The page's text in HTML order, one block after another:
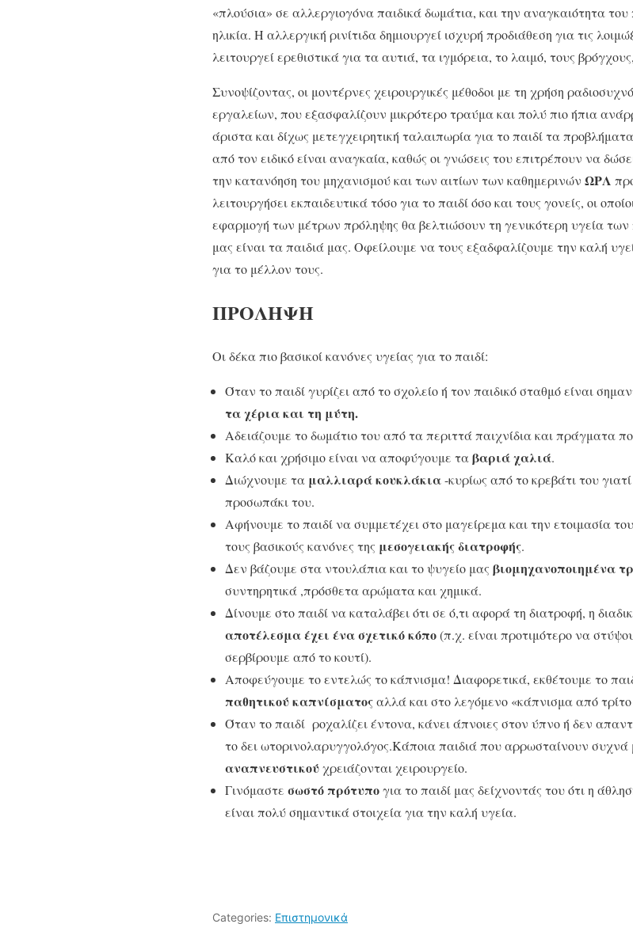
«πλούσια» σε αλλεργιογόνα παιδικά δωμάτια, και την αναγκαιότητα
ηλικία. Η αλλεργική ρινίτιδα δημιουργεί ισχυρή προδιάθεση για τις
λειτουργεί ερεθιστικά για τα αυτιά, τα ιγμόρεια, το λαιμό, τους
Συνοψίζοντας, οι μοντέρνες χειρουργικές μέθοδοι με τη χρήση
εργαλείων, που εξασφα­λίζουν μικρότερο τραύμα και πολύ πιο ήπια
άριστα και δίχως μετεγχειρητική ταλαιπωρία για το παιδί τα
από τον ειδικό είναι αναγκαία, καθώς οι γνώσεις του επιτρέπουν να
την κατανόηση του μηχανισμού και των αιτίων των καθημερινών ΩΡΛ
λειτουργήσει εκπαιδευτικά τόσο για το παιδί όσο και τους γονείς, οι
εφαρμογή των μέτρων πρόληψης θα βελτιώσουν τη γενικότερη υγεία
μας είναι τα παιδιά μας. Οφείλουμε να τους εξαδφαλίζουμε την καλή
για το μέλλον τους.
ΠΡΟΛΗΨΗ
Οι δέκα πιο βασικοί κανόνες υγείας για το παιδί:
Όταν το παιδί γυρίζει από το σχολείο ή τον παιδικό σταθμό είναι
τα χέρια και τη μύτη.
Αδειάζουμε το δωμάτιο του από τα περιττά παιχνίδια και πράγματα
Καλό και χρήσιμο είναι να αποφύγουμε ταβαριά χαλιά.
Διώχνουμε τα μαλλιαρά κουκλάκια-κυρίως από το κρεβάτι του
προσωπάκι του.
Αφήνουμε το παιδί να συμμετέχει στο μαγείρεμα και την ετοιμασία
τους βασικούς κανόνες της μεσογειακής διατροφής.
Δεν βάζουμε στα ντουλάπια και το ψυγείο μας βιομηχανοποιημένα
συντηρητικά ,πρόσθετα αρώματα και χημικά.
Δίνουμε στο παιδί να καταλάβει ότι σε ό,τι αφορά τη διατροφή, η
αποτέλεσμα έχει ένα σχετικό κόπο(π.χ. είναι προτιμότερο να
σερβίρουμε από το κουτί).
Αποφεύγουμε το εντελώς το κάπνισμα! Διαφορετικά, εκθέτουμε το
παθητικού καπνίσματοςαλλά και στο λεγόμενο «κάπνισμα από τρίτο
Όταν το παιδί ροχαλίζει έντονα, κάνει άπνοιες στον ύπνο ή δεν
το δει ωτορινολαρυγγολόγος.Κάποια παιδιά που αρρωσταίνουν συχνά
αναπνευστικούχρειάζονται χειρουργείο.
Γινόμαστε σωστό πρότυπογια το παιδί μας δείχνοντάς του ότι η
είναι πολύ σημαντικά στοιχεία για την καλή υγεία.
Categories: Επιστημονικά